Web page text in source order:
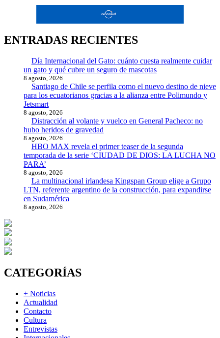
ENTRADAS RECIENTES
Día Internacional del Gato: cuánto cuesta realmente cuidar
un gato y qué cubre un seguro de mascotas
8 agosto, 2026
Santiago de Chile se perfila como el nuevo destino de nieve
para los ecuatorianos gracias a la alianza entre Polimundo y
Jetsmart
8 agosto, 2026
Distracción al volante y vuelco en General Pacheco: no
hubo heridos de gravedad
8 agosto, 2026
HBO MAX revela el primer teaser de la segunda
temporada de la serie ‘CIUDAD DE DIOS: LA LUCHA NO
PARA’
8 agosto, 2026
La multinacional irlandesa Kingspan Group elige a Grupo
LTN, referente argentino de la construcción, para expandirse
en Sudamérica
8 agosto, 2026
CATEGORÍAS
+ Noticias
Actualidad
Contacto
Cultura
Entrevistas